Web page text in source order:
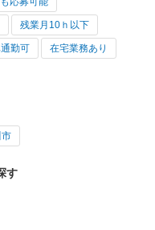
残業月10ｈ以下
勤可 在宅業務あり
す